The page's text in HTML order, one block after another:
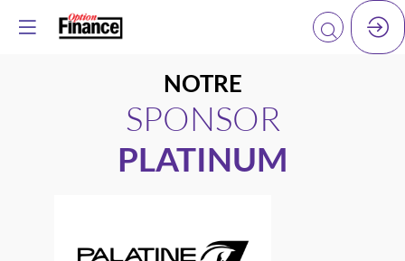
NOTRE
SPONSOR
PLATINUM